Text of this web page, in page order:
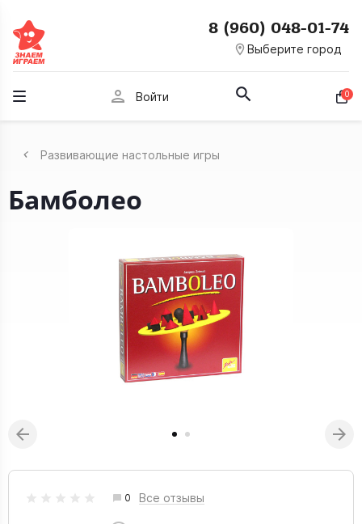
room Выберите город
8 (960) 048-01-74
person Войти 0
Развивающие настольные игры
Бамболео
0 Все отзывы